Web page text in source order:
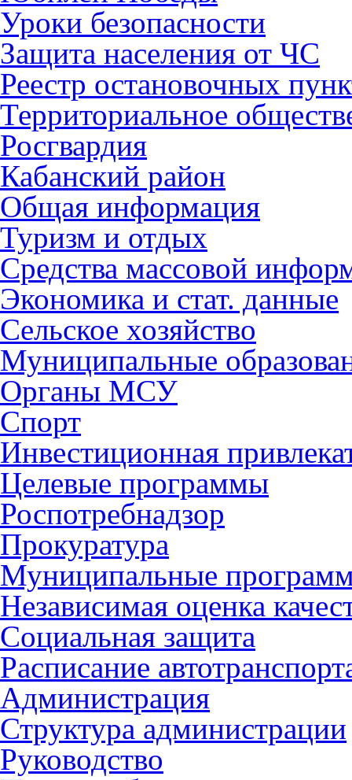
Уроки безопасности
Защита населения от ЧС
Реестр остановочных
Территориальное
Росгвардия
Кабанский район
Общая информация
Туризм и отдых
Средства массовой
Экономика и стат. данные
Сельское хозяйство
Муниципальные
Органы МСУ
Спорт
Инвестиционная
Целевые программы
Роспотребнадзор
Прокуратура
Муниципальные
Независимая оценка
Социальная защита
Расписание
Администрация
Структура администрации
Руководство